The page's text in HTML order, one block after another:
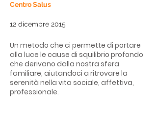
Centro Salus
12 dicembre 2015
Un metodo che ci permette di portare
alla luce le cause di squilibrio profondo
che derivano dalla nostra sfera
familiare, aiutandoci a ritrovare la
serenità nella vita sociale, affettiva,
professionale.